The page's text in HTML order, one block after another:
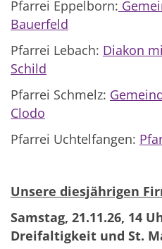
Pfarrei Eppelborn:
Bauerfeld
Pfarrei Lebach: Diakon
Schild
Pfarrei Schmelz:
Clodo
Pfarrei Uchtelfangen:
Unsere diesjährigen
Samstag, 21.11.26, 14
Dreifaltigkeit und St.